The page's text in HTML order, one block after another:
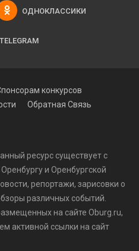
ОДНОКЛАССИКИ
TELEGRAM
конкурсов
Обратная Связь
ресурс существует с
и Оренбургской
, репортажи, зарисовки о
различных событий.
на сайте Oburg.ru,
активной ссылки на сайт